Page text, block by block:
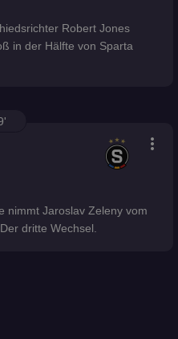
Robert Jones
in der Hälfte von Sparta
more_vert
nimmt Jaroslav Zeleny vom
dritte Wechsel.